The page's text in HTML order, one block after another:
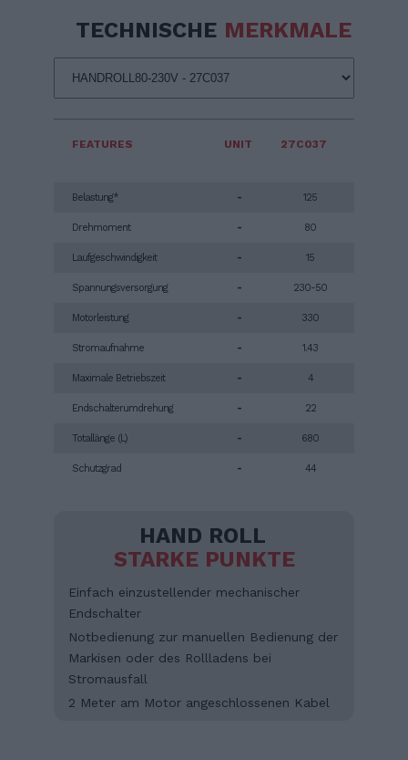
TECHNISCHE MERKMALE
FEATURES
Belastung*
Drehmoment
Laufgeschwindigkeit
Spannungsversorgung
Motorleistung
Stromaufnahme
Maximale Betriebszeit
Endschalterumdrehung
Totallänge (L)
Schutzgrad
UNIT
-
-
-
-
-
-
-
-
-
-
27C037
125
80
15
230-50
330
1.43
4
22
680
44
HAND ROLL
STARKE PUNKTE
Einfach einzustellender mechanischer
Endschalter
Notbedienung zur manuellen Bedienung der
Markisen oder des Rollladens bei
Stromausfall
2 Meter am Motor angeschlossenen Kabel